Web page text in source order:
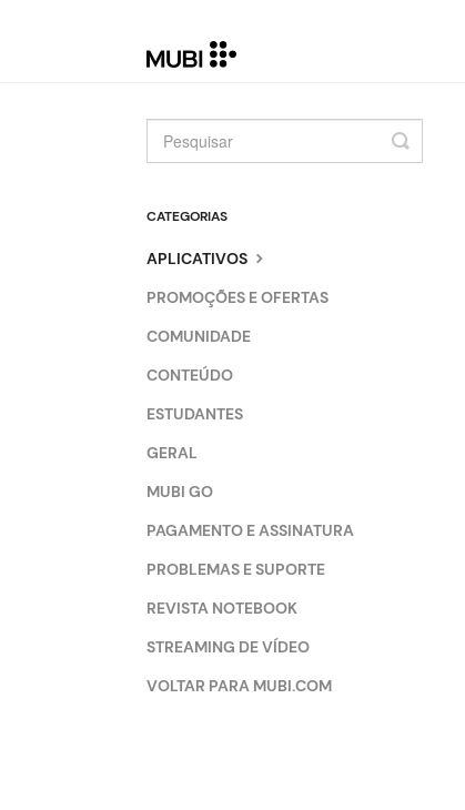
Toggle
Search
CATEGORIAS
APLICATIVOS
PROMOÇÕES E OFERTAS
COMUNIDADE
CONTEÚDO
ESTUDANTES
GERAL
MUBI GO
PAGAMENTO E ASSINATURA
PROBLEMAS E SUPORTE
REVISTA NOTEBOOK
STREAMING DE VÍDEO
VOLTAR PARA MUBI.COM